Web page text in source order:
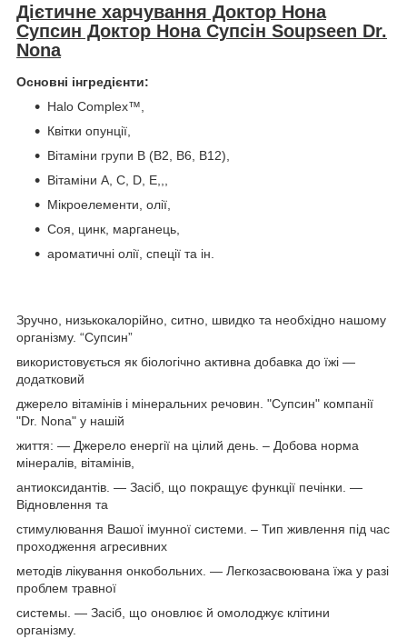
Дієтичне харчування Доктор Нона
Супсин Доктор Нона Супсін Soupseen Dr.
Nona
Основні інгредієнти:
Halo Complex™,
Квітки опунції,
Вітаміни групи В (В2, В6, В12),
Вітаміни А, С, D, Е,,,
Мікроелементи, олії,
Соя, цинк, марганець,
ароматичні олії, спеції та ін.
Зручно, низькокалорійно, ситно, швидко та необхідно нашому
організму. “Супсин”
використовується як біологічно активна добавка до їжі —
додатковий
джерело вітамінів і мінеральних речовин. "Супсин" компанії
"Dr. Nona" у нашій
життя: — Джерело енергії на цілий день. – Добова норма
мінералів, вітамінів,
антиоксидантів. — Засіб, що покращує функції печінки. —
Відновлення та
стимулювання Вашої імунної системи. – Тип живлення під час
проходження агресивних
методів лікування онкобольних. — Легкозасвоювана їжа у разі
проблем травної
системы. — Засіб, що оновлює й омолоджує клітини
організму.